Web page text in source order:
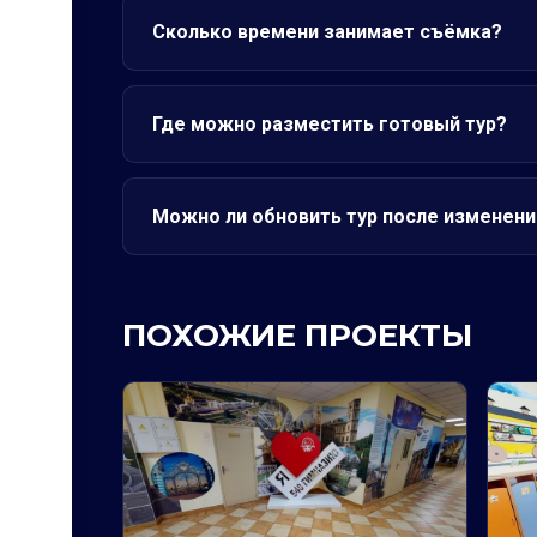
Сколько времени занимает съёмка?
Где можно разместить готовый тур?
Можно ли обновить тур после
ПОХОЖИЕ ПРОЕКТЫ